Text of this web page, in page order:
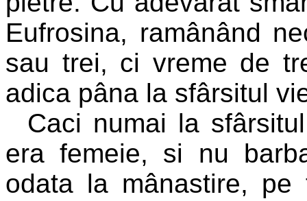
Eufrosina, ramânând
sau trei, ci vreme de
adica pâna la sfârsitul
Caci numai la
era femeie, si nu
odata la mânastire,